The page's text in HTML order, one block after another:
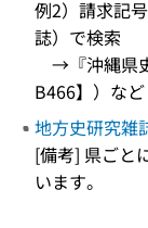
例2）請求記
誌）で検索
→『沖縄県
B466】）など
地方史研究雑
[備考] 県ごと
います。